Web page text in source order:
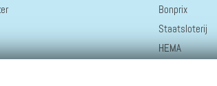
Bonprix
Staatsloterij
HEMA